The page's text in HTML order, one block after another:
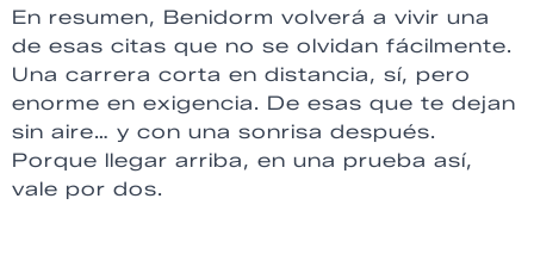
En resumen, Benidorm volverá a vivir una
de esas citas que no se olvidan fácilmente.
Una carrera corta en distancia, sí, pero
enorme en exigencia. De esas que te dejan
sin aire… y con una sonrisa después.
Porque llegar arriba, en una prueba así,
vale por dos.